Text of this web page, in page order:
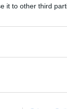
it to other third
di firenze